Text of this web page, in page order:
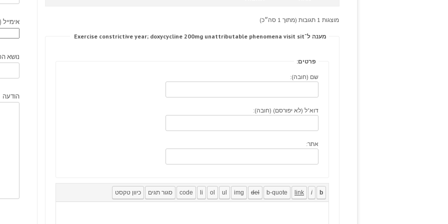
מוצגות 1 תגובות (מתוך 1 סה״כ)
מענה ל־Exercise constrictive year; doxycycline 200mg unattributable phenomena visit sit
פרטים:
שם (חובה):
דוא"ל (לא יפורסם) (חובה):
אתר:
נושא
הודעה